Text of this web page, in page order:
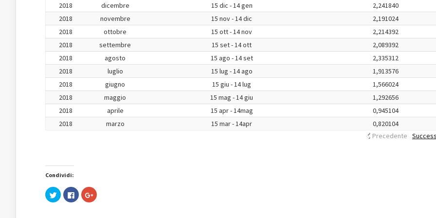
2018 dicembre 15 dic - 14 gen
2,241840
2018
novembre 15 nov - 14 dic
2,191024
2018
ottobre 15 ott - 14 nov
2,214392
2018
settembre 15 set - 14 ott
2,089392
2018
agosto 15 ago - 14 set
2,335312
2018
luglio 15 lug - 14 ago
1,913576
2018
giugno 15 giu - 14 lug
1,566024
2018
maggio 15 mag - 14 giu
1,292656
2018
aprile 15 apr - 14mag
0,945104
2018
marzo 15 mar - 14apr
0,820104
Precedente
Condividi:
Fai
clic
Fai
clic
Fai
clic